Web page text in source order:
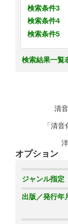
検索条件3
検索条件4
検索条件5
検索結果一覧
清
「清
オプション
ジャンル指定
出版／発行年